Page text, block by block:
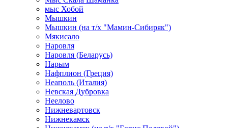
мыс Хобой
Мышкин
Мышкин (на т/х "Мамин-Сибиряк")
Мякисало
Наровля
Наровля (Беларусь)
Нарым
Нафплион (Греция)
Неаполь (Италия)
Невская Дубровка
Неелово
Нижневартовск
Нижнекамск